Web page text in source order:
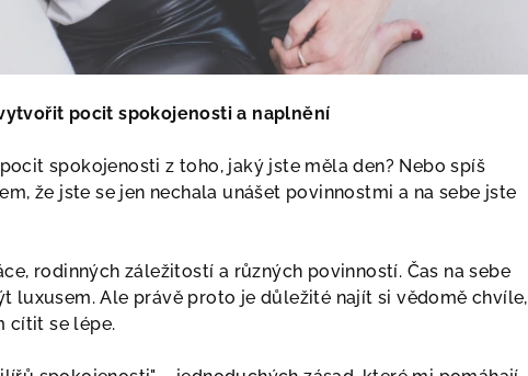
pocit spokojenosti a naplnění
spokojenosti z toho, jaký jste měla den? Nebo spíš
že jste se jen nechala unášet povinnostmi a na sebe jste
rodinných záležitostí a různých povinností. Čas na sebe
luxusem. Ale právě proto je důležité najít si vědomě chvíle,
cítit se lépe.